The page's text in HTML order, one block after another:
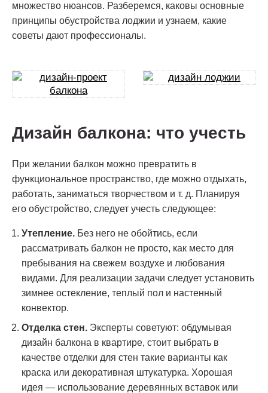
множество нюансов. Разберемся, каковы основные
принципы обустройства лоджии и узнаем, какие
советы дают профессионалы.
Дизайн балкона: что учесть
При желании балкон можно превратить в
функциональное пространство, где можно отдыхать,
работать, заниматься творчеством и т. д. Планируя
его обустройство, следует учесть следующее:
Утепление. Без него не обойтись, если
рассматривать балкон не просто, как место для
пребывания на свежем воздухе и любования
видами. Для реализации задачи следует установить
зимнее остекление, теплый пол и настенный
конвектор.
Отделка стен. Эксперты советуют: обдумывая
дизайн балкона в квартире, стоит выбрать в
качестве отделки для стен такие варианты как
краска или декоративная штукатурка. Хорошая
идея — использование деревянных вставок или